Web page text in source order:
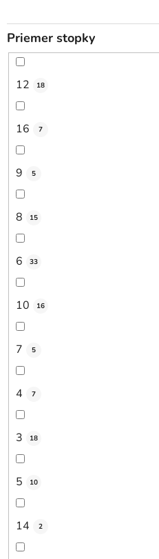
Priemer stopky
12 18
16 7
9 5
8 15
6 33
10 16
7 5
4 7
3 18
5 10
14 2